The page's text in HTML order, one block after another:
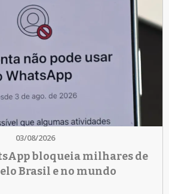
03/08/2026
bloqueia milhares de
Brasil e no mundo